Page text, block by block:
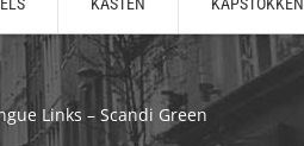
Links – Scandi Green